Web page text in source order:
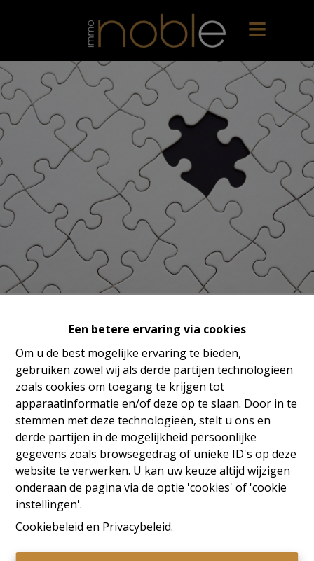
Een betere ervaring via cookies
Om u de best mogelijke ervaring te bieden,
gebruiken zowel wij als derde partijen technologieën
zoals cookies om toegang te krijgen tot
apparaatinformatie en/of deze op te slaan. Door in te
stemmen met deze technologieën, stelt u ons en
derde partijen in de mogelijkheid persoonlijke
gegevens zoals browsegedrag of unieke ID's op deze
website te verwerken. U kan uw keuze altijd wijzigen
onderaan de pagina via de optie 'cookies' of 'cookie
instellingen'.
Cookiebeleid en Privacybeleid.
Oeps, deze pagina bestaat
niet meer
Te koop Te huur